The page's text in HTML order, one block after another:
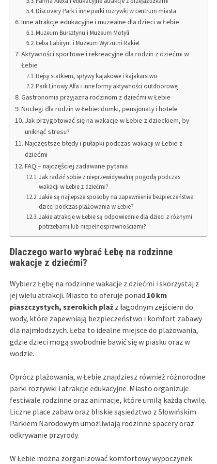
Discovery Park i inne parki rozrywki w centrum miasta
Inne atrakcje edukacyjne i muzealne dla dzieci w Łebie
Muzeum Bursztynu i Muzeum Motyli
Łeba Labirynt i Muzeum Wyrzutni Rakiet
Aktywności sportowe i rekreacyjne dla rodzin z dziećmi w
Łebie
Rejsy statkiem, spływy kajakowe i kajakarstwo
Park Linowy Alfa i inne formy aktywności outdoorowej
Gastronomia przyjazna rodzinom z dziećmi w Łebie
Noclegi dla rodzin w Łebie: domki, pensjonaty i hotele
Jak przygotować się na wakacje w Łebie z dzieckiem, by
uniknąć stresu?
Najczęstsze błędy i pułapki podczas wakacji w Łebie z
dziećmi
FAQ – najczęściej zadawane pytania
Jak radzić sobie z nieprzewidywalną pogodą podczas
wakacji w Łebie z dziećmi?
Jakie są najlepsze sposoby na zapewnienie bezpieczeństwa
dzieci podczas plażowania w Łebie?
Jakie atrakcje w Łebie są odpowiednie dla dzieci z różnymi
potrzebami lub niepełnosprawnościami?
Dlaczego warto wybrać Łebę na rodzinne
wakacje z dziećmi?
Wybierz Łębę na rodzinne wakacje z dziećmi i skorzystaj z
jej wielu atrakcji. Miasto to oferuje ponad 10 km
piaszczystych, szerokich plaż z łagodnym zejściem do
wody, które zapewniają bezpieczeństwo i komfort zabawy
dla najmłodszych. Łeba to idealne miejsce do plażowania,
gdzie dzieci mogą swobodnie bawić się w piasku oraz w
wodzie.
Oprócz plażowania, w Łebie znajdziesz również różnorodne
parki rozrywki i atrakcje edukacyjne. Miasto organizuje
festiwale rodzinne oraz animacje, które umilą każdą chwilę.
Liczne place zabaw oraz bliskie sąsiedztwo z Słowińskim
Parkiem Narodowym umożliwiają rodzinne spacery oraz
odkrywanie przyrody.
W Łebie można zorganizować komfortowy wypoczynek